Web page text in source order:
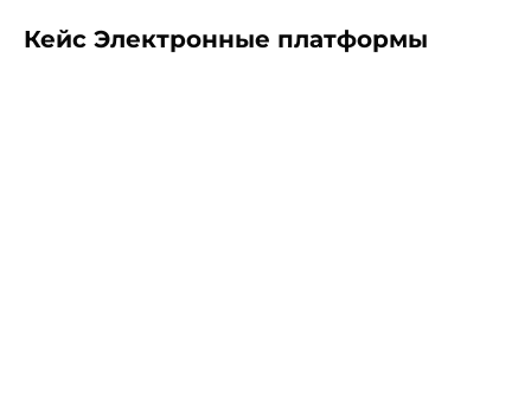
Кейс Электронные платформы